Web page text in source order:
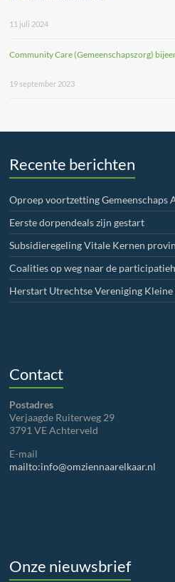
11 juli 2024
Community Care (Gemeenschapszorg)
19 september 2023
Recente berichten
Oproep voortzetting Gemeenschaps
Eerste dorpendeals zijn gestart
Subsidieregeling Vitale Kernen
Coalities op weg naar de
Herstart Utrechtse Vereniging Kleine
Contact
Postadres
Verjaagde Ruiterweg 29
3791 VE Achterveld
E-mail
mailto:info@omziennaarelkaar.nl
Onze nieuwsbrief